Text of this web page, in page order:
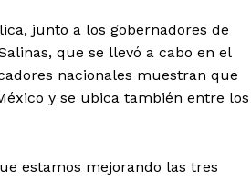
junto a los gobernadores de
que se llevó a cabo en el
nacionales muestran que
y se ubica también entre los
estamos mejorando las tres